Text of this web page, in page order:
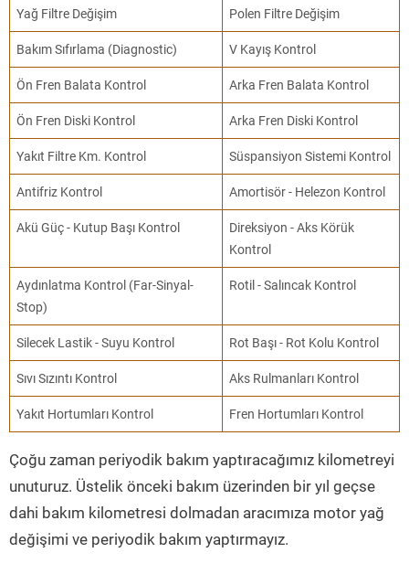
Yağ Filtre Değişim Polen Filtre Değişim
Bakım Sıfırlama (Diagnostic) V Kayış Kontrol
Ön Fren Balata Kontrol Arka Fren Balata Kontrol
Ön Fren Diski Kontrol Arka Fren Diski Kontrol
Yakıt Filtre Km. Kontrol Süspansiyon Sistemi Kontrol
Antifriz Kontrol Amortisör - Helezon Kontrol
Akü Güç - Kutup Başı Kontrol
Direksiyon - Aks Körük
Kontrol
Aydınlatma Kontrol (Far-Sinyal-
Stop)
Rotil - Salıncak Kontrol
Silecek Lastik - Suyu Kontrol Rot Başı - Rot Kolu Kontrol
Sıvı Sızıntı Kontrol Aks Rulmanları Kontrol
Yakıt Hortumları Kontrol Fren Hortumları Kontrol
Çoğu zaman periyodik bakım yaptıracağımız kilometreyi
unuturuz. Üstelik önceki bakım üzerinden bir yıl geçse
dahi bakım kilometresi dolmadan aracımıza motor yağ
değişimi ve periyodik bakım yaptırmayız.